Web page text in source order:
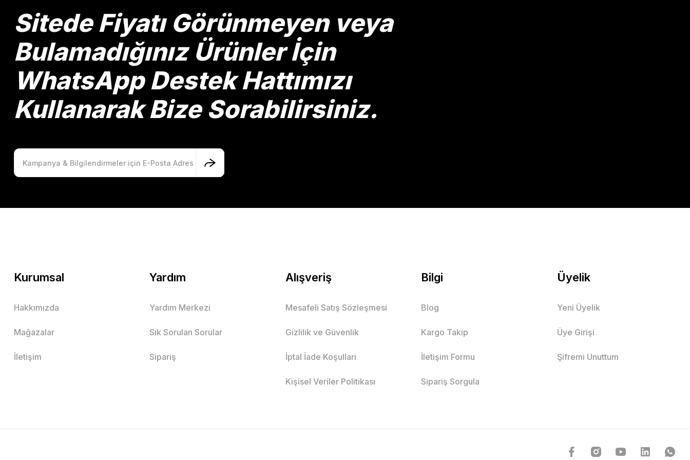
Ürün fiyatı diğer sitelerden daha pahalı.
Bu ürüne benzer farklı alternatifler olmalı.
Gönder
Sitede Fiyatı Görünmeyen veya
Bulamadığınız Ürünler İçin
WhatsApp Destek Hattımızı
Kullanarak Bize Sorabilirsiniz.
Kurumsal
Hakkımızda
Mağazalar
İletişim
Yardım
Yardım Merkezi
Sık Sorulan Sorular
Sipariş
Alışveriş
Mesafeli Satış Sözleşmesi
Gizlilik ve Güvenlik
İptal İade Koşullari
Kişisel Veriler Politikası
Bilgi
Blog
Kargo Takip
İletişim Formu
Sipariş Sorgula
Üyelik
Yeni Üyelik
Üye Girişi
Şifremi Unuttum